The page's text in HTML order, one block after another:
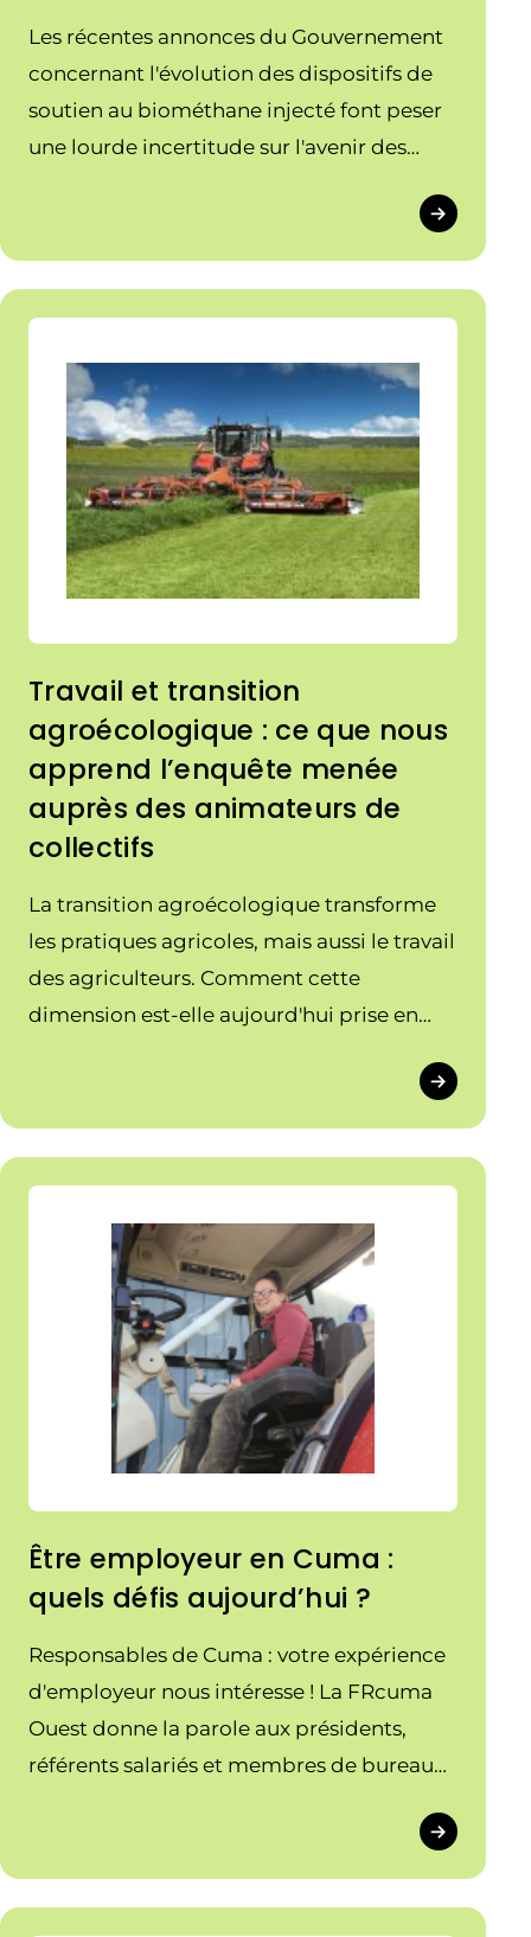
Les récentes annonces du Gouvernement
concernant l'évolution des dispositifs de
soutien au biométhane injecté font peser
une lourde incertitude sur l'avenir des
collectif.
Travail et transition
agroécologique : ce que nous
apprend l’enquête menée
auprès des animateurs de
collectifs
La transition agroécologique transforme
les pratiques agricoles, mais aussi le travail
des agriculteurs. Comment cette
dimension est-elle aujourd'hui prise en
Être employeur en Cuma :
quels défis aujourd’hui ?
Responsables de Cuma : votre expérience
d'employeur nous intéresse ! La FRcuma
Ouest donne la parole aux présidents,
référents salariés et membres de bureau
identifier des pistes d'amélioration.